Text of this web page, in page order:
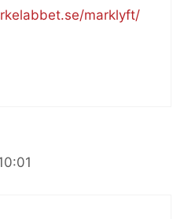
marklyft/